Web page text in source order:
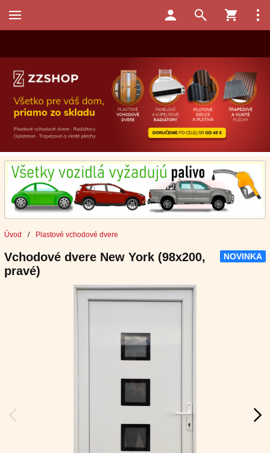
Úvod / Plastové vchodové dvere
NOVINKA
Vchodové dvere New York (98x200,
pravé)